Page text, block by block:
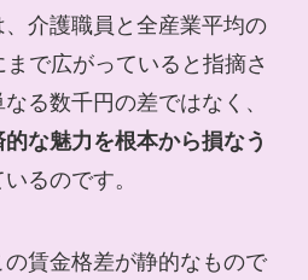
介護職員と全産業平均の
で広がっていると指摘さ
る数千円の差ではなく、
な魅力を根本から損なう
るのです。
賃金格差が静的なもので